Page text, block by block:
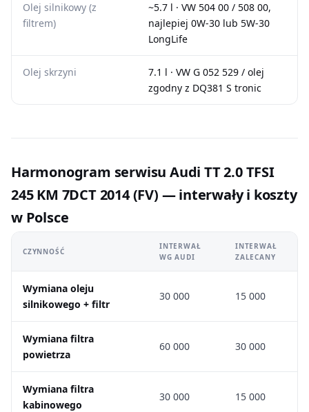
Olej silnikowy (z
filtrem)
~5.7 l · VW 504 00 / 508 00,
najlepiej 0W-30 lub 5W-30
LongLife
Olej skrzyni
7.1 l · VW G 052 529 / olej
zgodny z DQ381 S tronic
Harmonogram serwisu Audi TT 2.0 TFSI
245 KM 7DCT 2014 (FV) — interwały i koszty
w Polsce
CZYNNOŚĆ
INTERWAŁ
WG AUDI
INTERWAŁ
ZALECANY
Wymiana oleju
silnikowego + filtr
30 000 15 000
Wymiana filtra
powietrza
60 000 30 000
Wymiana filtra
kabinowego
30 000 15 000